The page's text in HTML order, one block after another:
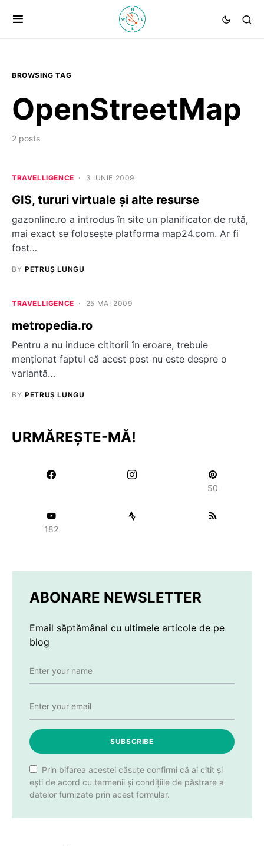
BROWSING TAG
OpenStreetMap
2 posts
TRAVELLIGENCE 3 IUNIE 2009
GIS, tururi virtuale şi alte resurse
gazonline.ro a introdus în site un planificator de rută,
mai exact se foloseşte platforma map24.com. Ar fi
fost…
BY PETRUȘ LUNGU
TRAVELLIGENCE 25 MAI 2009
metropedia.ro
Pentru a nu induce cititorii în eroare, trebuie
menţionat faptul că acest post nu este despre o
variantă…
BY PETRUȘ LUNGU
URMĂREȘTE-MĂ!
50
182
ABONARE NEWSLETTER
Email săptămânal cu ultimele articole de pe
blog
SUBSCRIBE
Prin bifarea acestei căsuțe confirmi că ai citit și
ești de acord cu termenii și condițiile de păstrare a
datelor furnizate prin acest formular.